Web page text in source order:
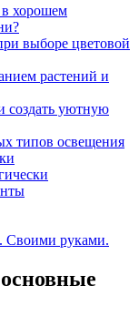
в хорошем
выборе цветовой
растений и
создать уютную
типов освещения
Своими руками.